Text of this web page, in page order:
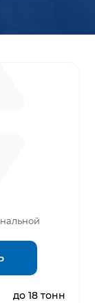
до 18 тонн